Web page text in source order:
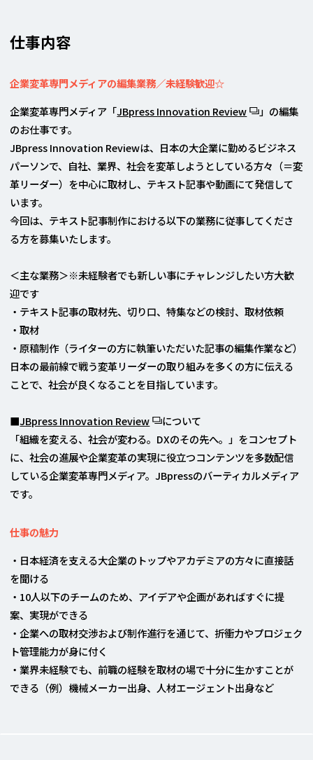
仕事内容
企業変革専門メディアの編集業務／未経験歓迎☆
企業変革専門メディア「JBpress Innovation Review
」の編集
のお仕事です。
JBpress Innovation Reviewは、日本の大企業に勤めるビジネス
パーソンで、自社、業界、社会を変革しようとしている方々（＝変
革リーダー）を中心に取材し、テキスト記事や動画にて発信して
います。
今回は、テキスト記事制作における以下の業務に従事してくださ
る方を募集いたします。
＜主な業務＞※未経験者でも新しい事にチャレンジしたい方大歓
迎です
・テキスト記事の取材先、切り口、特集などの検討、取材依頼
・取材
・原稿制作（ライターの方に執筆いただいた記事の編集作業など）
日本の最前線で戦う変革リーダーの取り組みを多くの方に伝える
ことで、社会が良くなることを目指しています。
■JBpress Innovation Review
について
「組織を変える、社会が変わる。DXのその先へ。」をコンセプト
に、社会の進展や企業変革の実現に役立つコンテンツを多数配信
している企業変革専門メディア。JBpressのバーティカルメディア
です。
仕事の魅力
・日本経済を支える大企業のトップやアカデミアの方々に直接話
を聞ける
・10人以下のチームのため、アイデアや企画があればすぐに提
案、実現ができる
・企業への取材交渉および制作進行を通じて、折衝力やプロジェク
ト管理能力が身に付く
・業界未経験でも、前職の経験を取材の場で十分に生かすことが
できる（例）機械メーカー出身、人材エージェント出身など